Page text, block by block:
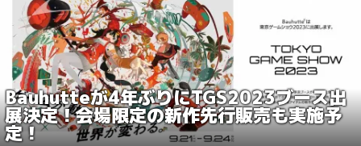
Bauhutteが4年ぶりにTGS2023ブース出
展決定！会場限定の新作先行販売も実施予
定！